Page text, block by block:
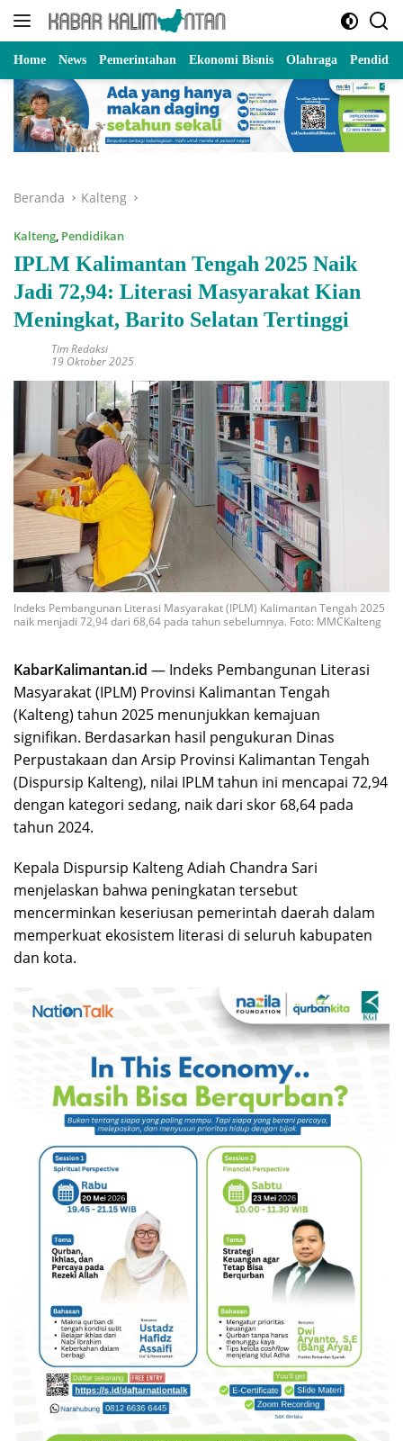
Langsung
Home News Pemerintahan Ekonomi Bisnis Olahraga
Beranda Kalteng
Kalteng, Pendidikan
IPLM Kalimantan Tengah 2025 Naik
Jadi 72,94: Literasi Masyarakat Kian
Meningkat, Barito Selatan Tertinggi
Tim Redaksi
19 Oktober 2025
Indeks Pembangunan Literasi Masyarakat (IPLM) Kalimantan Tengah 2025
naik menjadi 72,94 dari 68,64 pada tahun sebelumnya. Foto: MMCKalteng
KabarKalimantan.id — Indeks Pembangunan Literasi
Masyarakat (IPLM) Provinsi Kalimantan Tengah
(Kalteng) tahun 2025 menunjukkan kemajuan
signifikan. Berdasarkan hasil pengukuran Dinas
Perpustakaan dan Arsip Provinsi Kalimantan Tengah
(Dispursip Kalteng), nilai IPLM tahun ini mencapai 72,94
dengan kategori sedang, naik dari skor 68,64 pada
tahun 2024.
Kepala Dispursip Kalteng Adiah Chandra Sari
menjelaskan bahwa peningkatan tersebut
mencerminkan keseriusan pemerintah daerah dalam
memperkuat ekosistem literasi di seluruh kabupaten
dan kota.